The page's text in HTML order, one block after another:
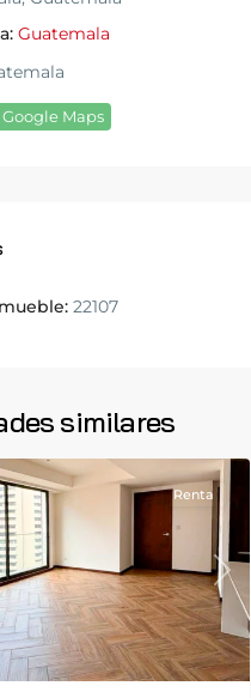
Guatemala
Maps
22107
similares
Next
Renta